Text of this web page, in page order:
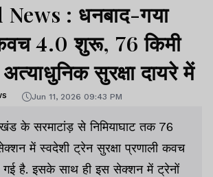
: धनबाद-गया
4.0 शुरू, 76 किमी
सुरक्षा दायरे में
Jun 11, 2026 09:43 PM
के सरमाटांड़ से निमियाघाट तक 76
में स्वदेशी ट्रेन सुरक्षा प्रणाली कवच
गई है. इसके साथ ही इस सेक्शन में ट्रेनों